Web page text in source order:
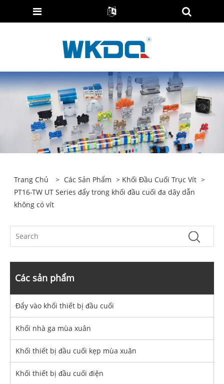
Trang Chủ > Các Sản Phẩm > Khối Đầu Cuối Trục Vít >
PT16-TW UT Series đẩy trong khối đầu cuối đa dây dẫn
không có vít
Các sản phẩm
Đẩy vào khối thiết bị đầu cuối
Khối nhà ga mùa xuân
Khối thiết bị đầu cuối kẹp mùa xuân
Khối thiết bị đầu cuối điện